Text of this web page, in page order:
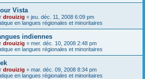
Vista
drouizig « jeu. déc. 11, 2008 6:09 pm
en langues régionales et minoritaires
indiennes
drouizig « mer. déc. 10, 2008 2:48 pm
en langues régionales et minoritaires
drouizig « mar. déc. 09, 2008 8:34 pm
en langues régionales et minoritaires